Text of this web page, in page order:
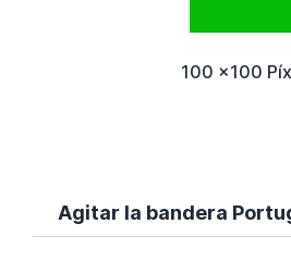
100 x100
Agitar la bandera